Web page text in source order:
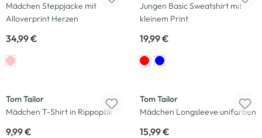
Mädchen Steppjacke mit
Alloverprint Herzen
34,99 €
Jungen Basic Sweatshirt mit
kleinem Print
19,99 €
Tom Tailor
Mädchen T-Shirt in Rippoptik
9,99 €
Tom Tailor
Mädchen Longsleeve unifarben
15,99 €